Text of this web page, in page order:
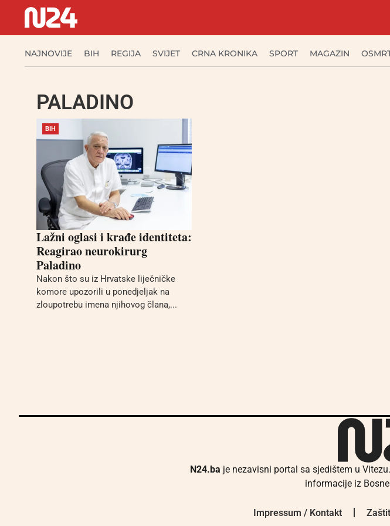
NAJNOVIJE BIH REGIJA SVIJET CRNA KRONIKA SPORT MAGAZIN
PALADINO
BIH
Lažni oglasi i krađe identiteta:
Reagirao neurokirurg
Paladino
Nakon što su iz Hrvatske liječničke
komore upozorili u ponedjeljak na
zloupotrebu imena njihovog člana,...
N24.ba je nezavisni portal sa sjedištem u
informacije iz
Impressum / Kontakt